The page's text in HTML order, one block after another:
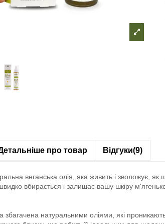
про товар Відгуки(9)
веганська олія, яка живить і зволожує,
вбирається і залишає вашу шкіру
збагачена натуральними оліями, які